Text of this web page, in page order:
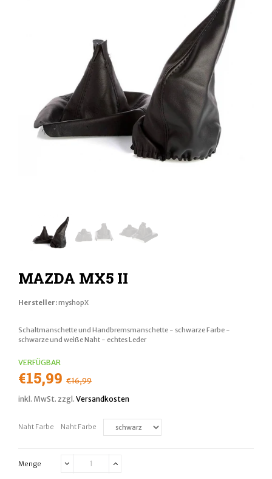
MAZDA MX5 II
Hersteller:myshopX
Schaltmanschette und Handbremsmanschette - schwarze Farbe -
schwarze und weiße Naht - echtes Leder
VERFÜGBAR
Normaler
Preis
€15,99 €16,99
inkl. MwSt. zzgl. Versandkosten
Naht Farbe Naht Farbe
Menge